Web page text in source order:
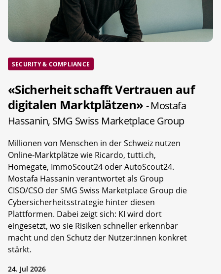
SECURITY & COMPLIANCE
«Sicherheit schafft Vertrauen auf
digitalen Marktplätzen» - Mostafa
Hassanin, SMG Swiss Marketplace Group
Millionen von Menschen in der Schweiz nutzen
Online-Marktplätze wie Ricardo, tutti.ch,
Homegate, ImmoScout24 oder AutoScout24.
Mostafa Hassanin verantwortet als Group
CISO/CSO der SMG Swiss Marketplace Group die
Cybersicherheitsstrategie hinter diesen
Plattformen. Dabei zeigt sich: KI wird dort
eingesetzt, wo sie Risiken schneller erkennbar
macht und den Schutz der Nutzer:innen konkret
stärkt.
24. Jul 2026